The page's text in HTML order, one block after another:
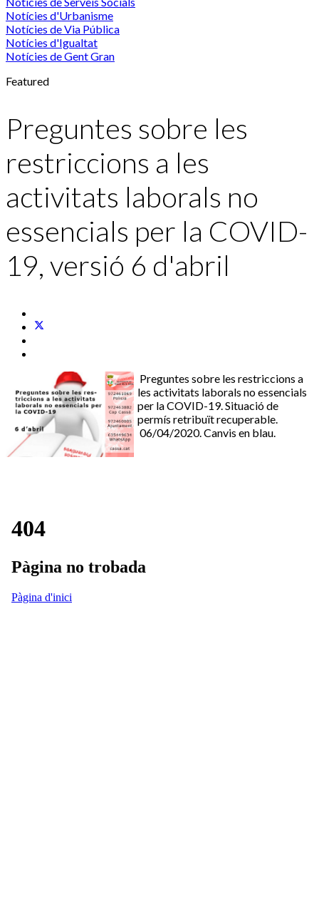
Notícies d'Urbanisme
Notícies de Via Pública
Notícies d'Igualtat
Notícies de Gent Gran
Featured
Preguntes sobre les
restriccions a les
activitats laborals no
essencials per la COVID-
19, versió 6 d'abril
Preguntes sobre les restriccions a
les activitats laborals no essencials
per la COVID-19. Situació de
permís retribuït recuperable.
06/04/2020. Canvis en blau.